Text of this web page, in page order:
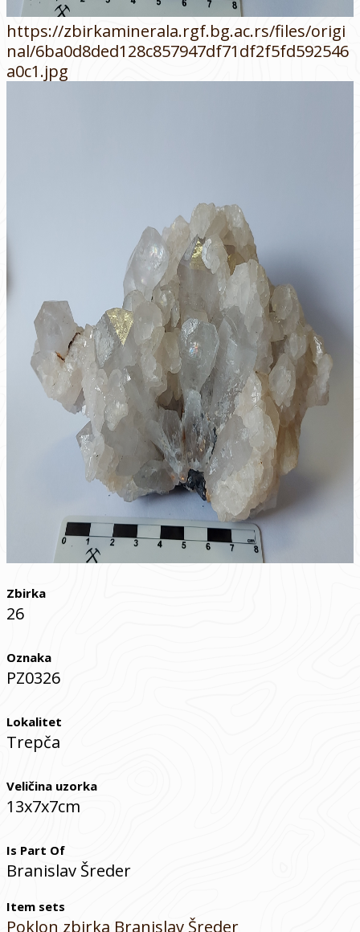
https://zbirkaminerala.rgf.bg.ac.rs/files/origi
nal/6ba0d8ded128c857947df71df2f5fd592546
a0c1.jpg
Zbirka
26
Oznaka
PZ0326
Lokalitet
Trepča
Veličina uzorka
13x7x7cm
Is Part Of
Branislav Šreder
Item sets
Poklon zbirka Branislav Šreder